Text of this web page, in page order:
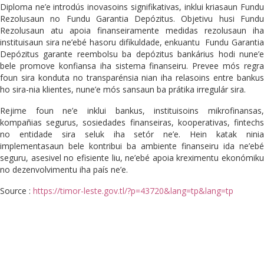
Diploma ne’e introdús inovasoins signifikativas, inklui kriasaun Fundu
Rezolusaun no Fundu Garantia Depózitus. Objetivu husi Fundu
Rezolusaun atu apoia finanseiramente medidas rezolusaun iha
instituisaun sira ne’ebé hasoru difikuldade, enkuantu Fundu Garantia
Depózitus garante reembolsu ba depózitus bankárius hodi nune’e
bele promove konfiansa iha sistema finanseiru. Prevee mós regra
foun sira konduta no transparénsia nian iha relasoins entre bankus
ho sira-nia klientes, nune’e mós sansaun ba prátika irregulár sira.
Rejime foun ne’e inklui bankus, instituisoins mikrofinansas,
kompañias segurus, sosiedades finanseiras, kooperativas, fintechs
no entidade sira seluk iha setór ne’e. Hein katak ninia
implementasaun bele kontribui ba ambiente finanseiru ida ne’ebé
seguru, asesivel no efisiente liu, ne’ebé apoia kreximentu ekonómiku
no dezenvolvimentu iha país ne’e.
Source : https://timor-leste.gov.tl/?p=43720&lang=tp&lang=tp